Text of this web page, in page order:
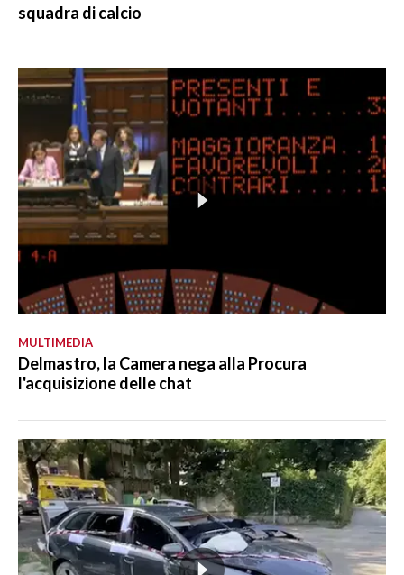
squadra di calcio
MULTIMEDIA
Delmastro, la Camera nega alla Procura
l'acquisizione delle chat